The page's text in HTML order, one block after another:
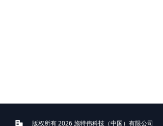
版权所有 2026 施特伟科技（中国）有限公司